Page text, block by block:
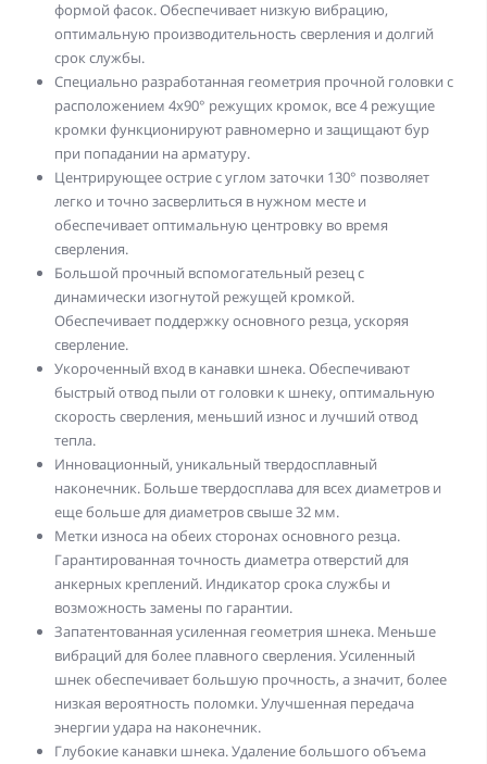
формой фасок. Обеспечивает низкую вибрацию,
оптимальную производительность сверления и долгий
срок службы.
Специально разработанная геометрия прочной головки с
расположением 4х90° режущих кромок, все 4 режущие
кромки функционируют равномерно и защищают бур
при попадании на арматуру.
Центрирующее острие с углом заточки 130° позволяет
легко и точно засверлиться в нужном месте и
обеспечивает оптимальную центровку во время
сверления.
Большой прочный вспомогательный резец с
динамически изогнутой режущей кромкой.
Обеспечивает поддержку основного резца, ускоряя
сверление.
Укороченный вход в канавки шнека. Обеспечивают
быстрый отвод пыли от головки к шнеку, оптимальную
скорость сверления, меньший износ и лучший отвод
тепла.
Инновационный, уникальный твердосплавный
наконечник. Больше твердосплава для всех диаметров и
еще больше для диаметров свыше 32 мм.
Метки износа на обеих сторонах основного резца.
Гарантированная точность диаметра отверстий для
анкерных креплений. Индикатор срока службы и
возможность замены по гарантии.
Запатентованная усиленная геометрия шнека. Меньше
вибраций для более плавного сверления. Усиленный
шнек обеспечивает большую прочность, а значит, более
низкая вероятность поломки. Улучшенная передача
энергии удара на наконечник.
Глубокие канавки шнека. Удаление большого объема